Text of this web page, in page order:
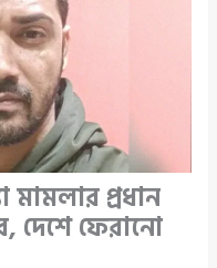
মামলার প্রধান
দেশে ফেরানো